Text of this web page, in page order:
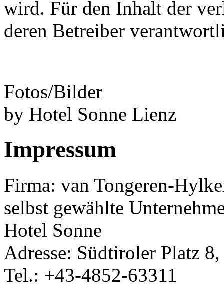
wird. Für den Inhalt der
deren Betreiber
Fotos/Bilder
by Hotel Sonne Lienz
Impressum
Firma: van Tongeren-
selbst gewählte
Hotel Sonne
Adresse: Südtiroler Platz
Tel.: +43-4852-63311